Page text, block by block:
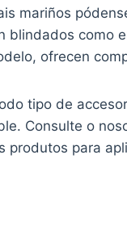
mariños
blindados como
ofrecen
tipo de
Consulte o
produtos para